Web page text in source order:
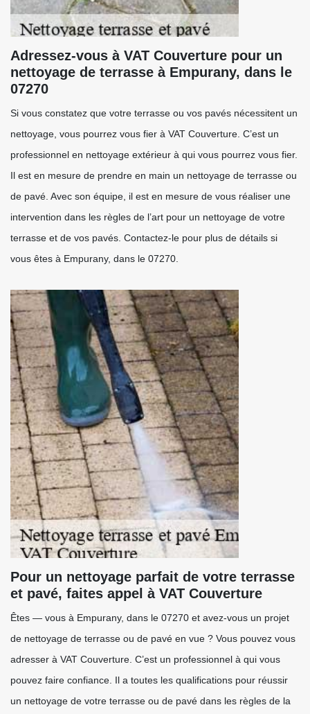
Adressez-vous à VAT Couverture pour un
nettoyage de terrasse à Empurany, dans le
07270
Si vous constatez que votre terrasse ou vos pavés nécessitent un
nettoyage, vous pourrez vous fier à VAT Couverture. C’est un
professionnel en nettoyage extérieur à qui vous pourrez vous fier.
Il est en mesure de prendre en main un nettoyage de terrasse ou
de pavé. Avec son équipe, il est en mesure de vous réaliser une
intervention dans les règles de l’art pour un nettoyage de votre
terrasse et de vos pavés. Contactez-le pour plus de détails si
vous êtes à Empurany, dans le 07270.
Pour un nettoyage parfait de votre terrasse
et pavé, faites appel à VAT Couverture
Êtes — vous à Empurany, dans le 07270 et avez-vous un projet
de nettoyage de terrasse ou de pavé en vue ? Vous pouvez vous
adresser à VAT Couverture. C’est un professionnel à qui vous
pouvez faire confiance. Il a toutes les qualifications pour réussir
un nettoyage de votre terrasse ou de pavé dans les règles de la